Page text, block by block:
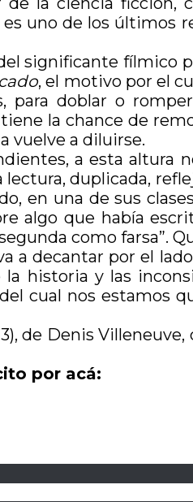
uno de los últimos
significante
, el motivo por el
doblar o
la chance de
vuelve a diluirse.
a esta
duplicada,
en una de sus
algo que había
como farsa”.
a decantar por el
historia y las
cual nos estamos
de Denis
por acá: